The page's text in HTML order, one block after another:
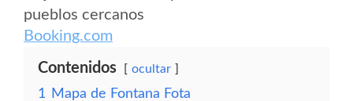
pueblos cercanos
Booking.com
Contenidos ocultar
1
Mapa de Fontana Fota